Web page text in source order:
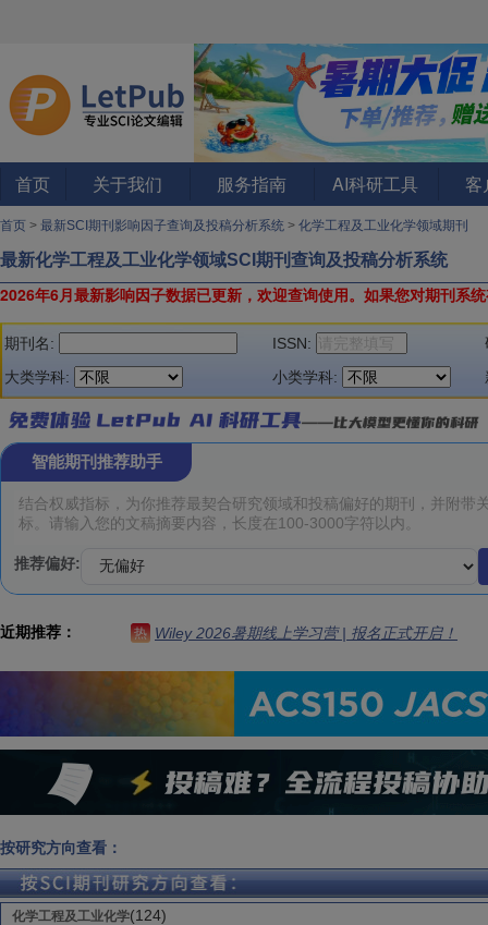
首页 关于我们 服务指南 AI科研工具 客
首页 > 最新SCI期刊影响因子查询及投稿分析系统 > 化学工程及工业化学领域期刊
最新化学工程及工业化学领域SCI期刊查询及投稿分析系统
2026年6月最新影响因子数据已更新，欢迎查询使用。 如果您对期刊系
期刊名: ISSN:
大类学科:
小类学科:
智能期刊推荐助手
推荐偏好:
近期推荐： 热 Wiley 2026暑期线上学习营 | 报名正式开启！
按研究方向查看：
化学工程及工业化学(124)